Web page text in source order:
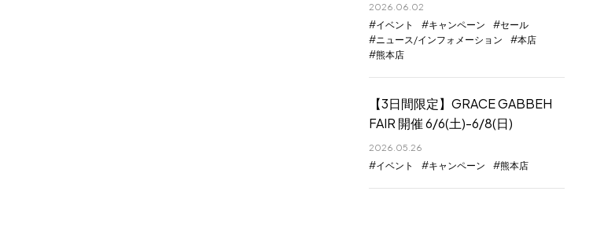
2026.06.02
イベント キャンペーン
セール
ニュース/インフォメーション
本店
熊本店
【3日間限定】GRACE GABBEH
FAIR 開催 6/6(土)-6/8(日)
2026.05.26
イベント キャンペーン 熊本店